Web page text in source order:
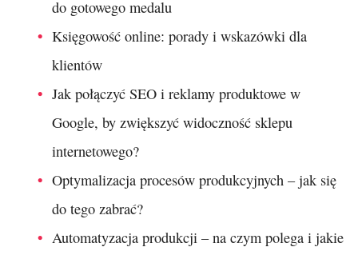
do gotowego medalu
Księgowość online: porady i wskazówki dla
klientów
Jak połączyć SEO i reklamy produktowe w
Google, by zwiększyć widoczność sklepu
internetowego?
Optymalizacja procesów produkcyjnych – jak się
do tego zabrać?
Automatyzacja produkcji – na czym polega i jakie